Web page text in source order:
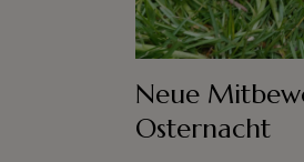
Neue
Osternacht